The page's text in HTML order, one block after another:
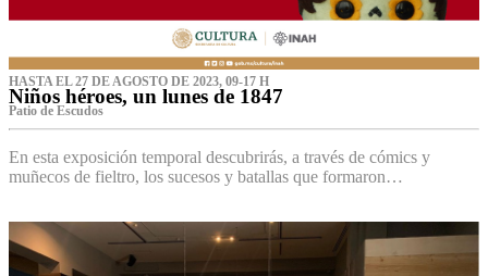
HASTA EL 27 DE AGOSTO DE 2023, 09-17 H
Niños héroes, un lunes de 1847
Patio de Escudos
En esta exposición temporal descubrirás, a través de cómics y
muñecos de fieltro, los sucesos y batallas que formaron…